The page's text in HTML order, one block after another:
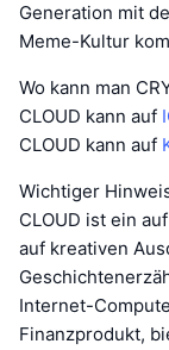
Generation mit
Meme-Kultur
Wo kann man
CLOUD kann auf
CLOUD kann auf
Wichtiger
CLOUD ist ein
auf kreativen
Internet-
Finanzprodukt,